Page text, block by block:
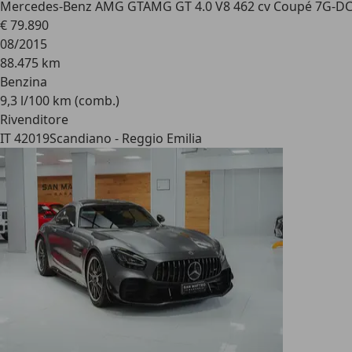
Mercedes-Benz AMG GTAMG GT 4.0 V8 462 cv Coupé 7G-
€ 79.890
08/2015
88.475 km
Benzina
9,3 l/100 km (comb.)
Rivenditore
IT 42019Scandiano - Reggio Emilia